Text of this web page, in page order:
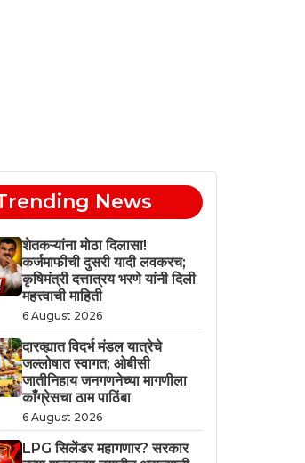
News
शेतकऱ्यांना मोठा दिलासा!
कर्जमाफीची दुसरी यादी लवकरच;
कृषिमंत्री दत्तात्रय भरणे यांनी दिली
महत्त्वाची माहिती
6 August 2026
दारव्ह्यात विदर्भ मंडल यात्रेचे
जल्लोषात स्वागत; ओबीसी
जातीनिहाय जनगणनेच्या मागणीला
काँग्रेसचा ठाम पाठिंबा
6 August 2026
LPG सिलेंडर महागणार? सरकार